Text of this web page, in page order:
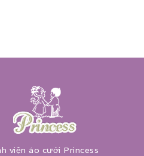
viện áo cưới Princess